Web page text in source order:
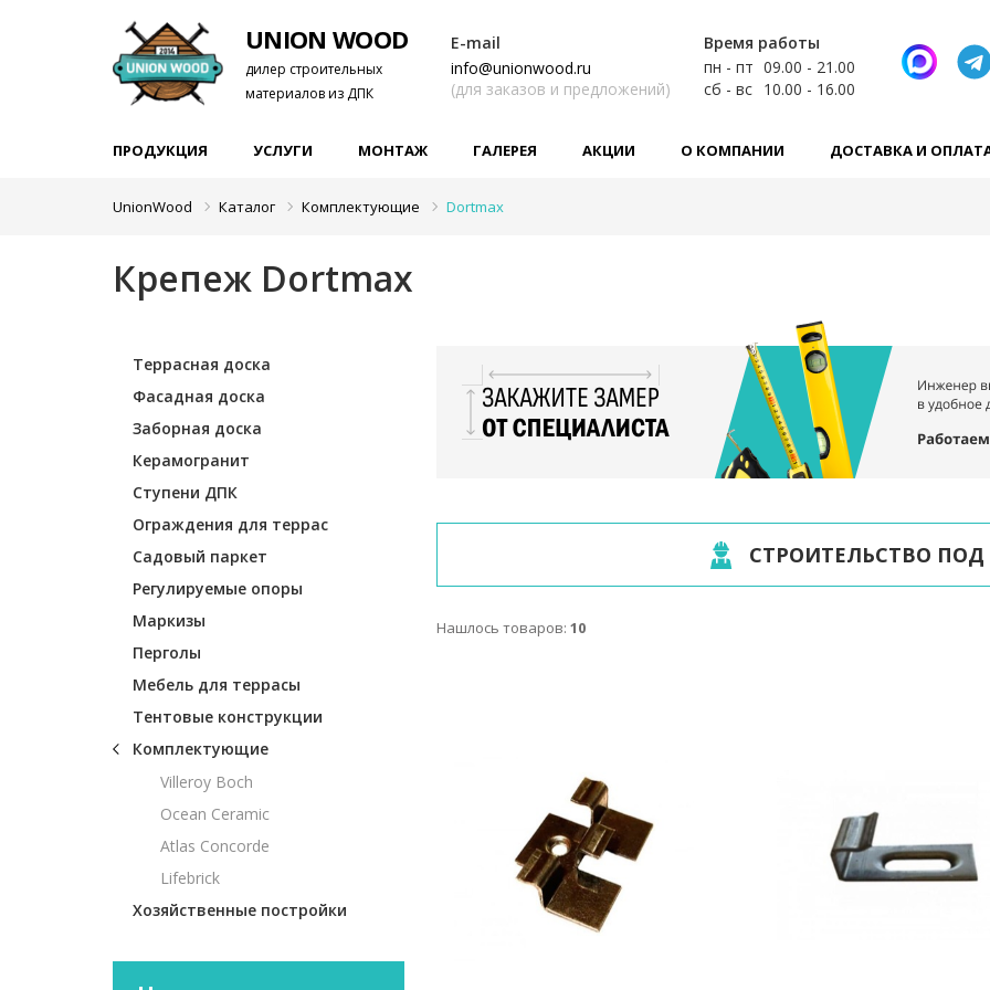
UNION WOOD
дилер строительных
материалов из ДПК
Время работы
пн - пт 09.00 - 21.00
сб - вс 10.00 - 16.00
E-mail
info@unionwood.ru
(для заказов и предложений)
ПРОДУКЦИЯ УСЛУГИ МОНТАЖ ГАЛЕРЕЯ АКЦИИ О КОМПАНИИ ДОСТАВКА И
UnionWood Каталог Комплектующие Dortmax
Крепеж Dortmax
Террасная доска
Фасадная доска
Заборная доска
Керамогранит
Ступени ДПК
Ограждения для террас
Садовый паркет
Регулируемые опоры
Маркизы
Перголы
Мебель для террасы
Тентовые конструкции
Комплектующие
Villeroy Boch
Ocean Ceramic
Atlas Concorde
Lifebrick
Хозяйственные постройки
СТРОИТЕЛЬСТВО
Нашлось товаров: 10